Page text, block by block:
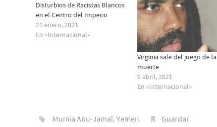
Disturbios de Racistas Blancos
en el Centro del Imperio
21 enero, 2021
En «Internacional»
Virginia sale del juego de la
muerte
9 abril, 2021
En «Internacional»
Mumia Abu-Jamal, Yemen. Guardar.